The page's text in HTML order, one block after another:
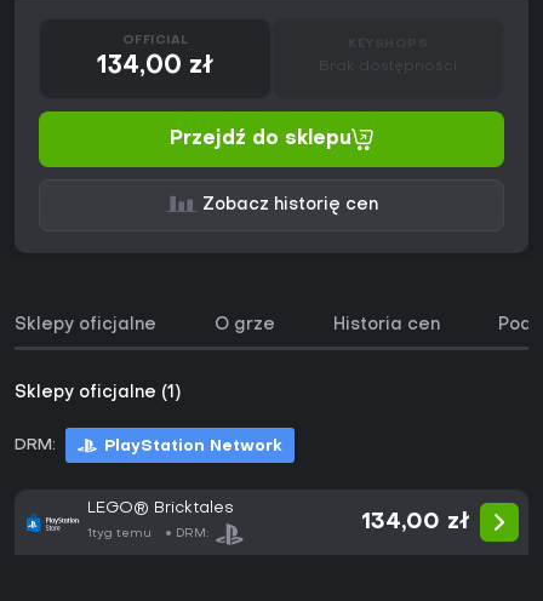
OFFICIAL
134,00 zł Brak dostępności
Przejdź do sklepu
Zobacz historię cen
Sklepy oficjalne O grze Historia cen
Sklepy oficjalne (1)
DRM: PlayStation Network
LEGO® Bricktales
1tyg temu DRM:
134,00 zł